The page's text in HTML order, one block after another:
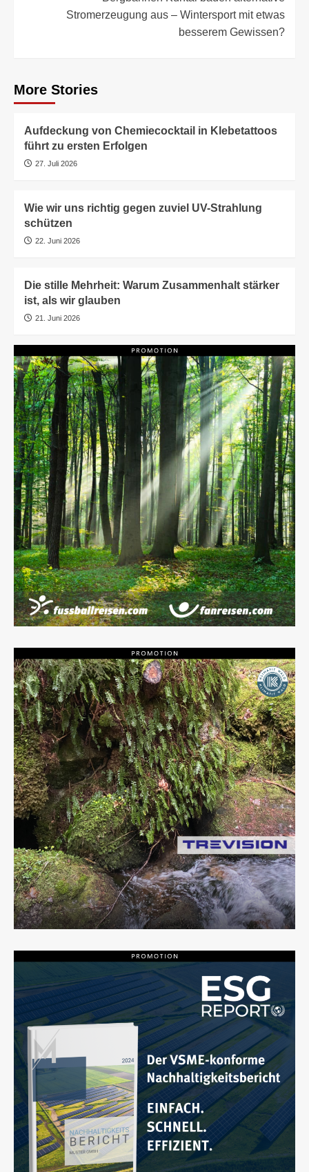
Stromerzeugung aus – Wintersport mit etwas
besserem Gewissen?
More Stories
Aufdeckung von Chemiecocktail in Klebetattoos
führt zu ersten Erfolgen
27. Juli 2026
Wie wir uns richtig gegen zuviel UV-Strahlung
schützen
22. Juni 2026
Die stille Mehrheit: Warum Zusammenhalt stärker
ist, als wir glauben
21. Juni 2026